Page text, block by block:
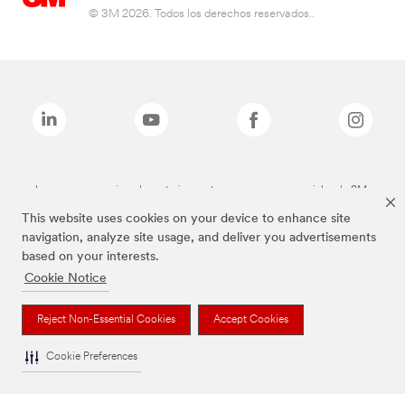
This website uses cookies on your device to enhance site
navigation, analyze site usage, and deliver you advertisements
based on your interests.
Cookie Notice
Reject Non-Essential Cookies Accept Cookies
Cookie Preferences
© 3M 2026. Todos los derechos reservados..
Las marcas mencionadas anteriormente son marcas comerciales de 3M.